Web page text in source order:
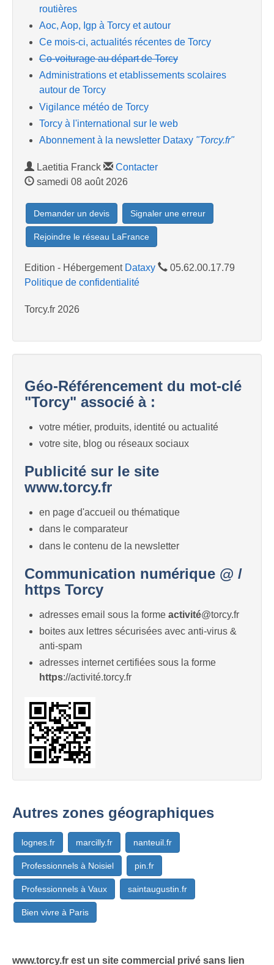
routières
Aoc, Aop, Igp à Torcy et autour
Ce mois-ci, actualités récentes de Torcy
Co-voiturage au départ de Torcy
Administrations et etablissements scolaires
autour de Torcy
Vigilance météo de Torcy
Torcy à l'international sur le web
Abonnement à la newsletter Dataxy "Torcy.fr"
Laetitia Franck
Contacter
samedi 08 août 2026
Demander un devis Signaler une erreur
Rejoindre le réseau LaFrance
Edition - Hébergement Dataxy
05.62.00.17.79
Politique de confidentialité
Torcy.fr 2026
Géo-Référencement du mot-clé
"Torcy" associé à :
votre métier, produits, identité ou actualité
votre site, blog ou réseaux sociaux
Publicité sur le site
www.torcy.fr
en page d'accueil ou thématique
dans le comparateur
dans le contenu de la newsletter
Communication numérique @ /
https Torcy
adresses email sous la forme activité@torcy.fr
boites aux lettres sécurisées avec anti-virus &
anti-spam
adresses internet certifiées sous la forme
https://activité.torcy.fr
Autres zones géographiques
lognes.fr marcilly.fr nanteuil.fr
Professionnels à Noisiel pin.fr
Professionnels à Vaux saintaugustin.fr
Bien vivre à Paris
www.torcy.fr est un site commercial privé sans lien